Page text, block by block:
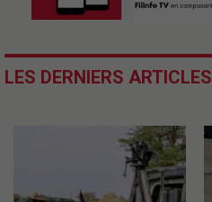
LES DERNIERS ARTICLES